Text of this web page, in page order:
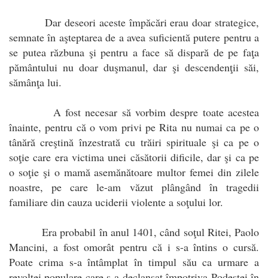
Dar deseori aceste împăcări erau doar strategice,
semnate în aşteptarea de a avea suficientă putere pentru a
se putea răzbuna şi pentru a face să dispară de pe faţa
pământului nu doar duşmanul, dar şi descendenţii săi,
sămânţa lui.
A fost necesar să vorbim despre toate acestea
înainte, pentru că o vom privi pe Rita nu numai ca pe o
tânără creştină înzestrată cu trăiri spirituale şi ca pe o
soţie care era victima unei căsătorii dificile, dar şi ca pe
o soţie şi o mamă asemănătoare multor femei din zilele
noastre, pe care le-am văzut plângând în tragedii
familiare din cauza uciderii violente a soţului lor.
Era probabil în anul 1401, când soţul Ritei, Paolo
Mancini, a fost omorât pentru că i s-a întins o cursă.
Poate crima s-a întâmplat în timpul său ca urmare a